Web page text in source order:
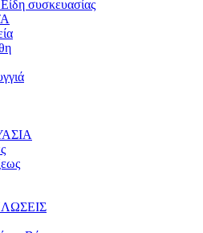
συσκευασίας